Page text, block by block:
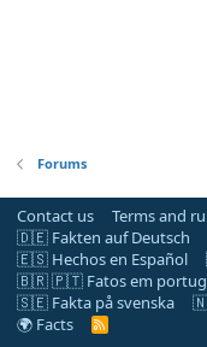
Forums
Contact us Terms and
🇩🇪 Fakten auf Deutsch
🇪🇸 Hechos en Español
🇧🇷 🇵🇹 Fatos em
🇸🇪 Fakta på svenska
🌍 Facts
R